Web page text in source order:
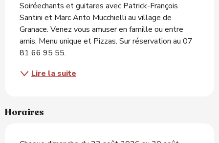
Soiréechants et guitares avec Patrick-François
Santini et Marc Anto Mucchielli au village de
Granace. Venez vous amuser en famille ou entre
amis. Menu unique et Pizzas. Sur réservation au 07
81 66 95 55.
Lire la suite
Horaires